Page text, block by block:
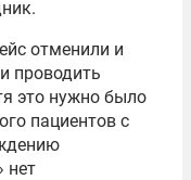
отменили и
проводить
это нужно было
пациентов с
нет